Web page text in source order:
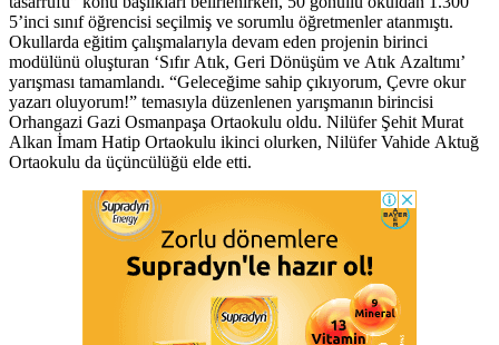
5’inci sınıf öğrencisi seçilmiş ve sorumlu öğretmenler atanmıştı.
Okullarda eğitim çalışmalarıyla devam eden projenin birinci
modülünü oluşturan ‘Sıfır Atık, Geri Dönüşüm ve Atık Azaltımı’
yarışması tamamlandı. “Geleceğime sahip çıkıyorum, Çevre okur
yazarı oluyorum!” temasıyla düzenlenen yarışmanın birincisi
Orhangazi Gazi Osmanpaşa Ortaokulu oldu. Nilüfer Şehit Murat
Alkan İmam Hatip Ortaokulu ikinci olurken, Nilüfer Vahide Aktuğ
Ortaokulu da üçüncülüğü elde etti.